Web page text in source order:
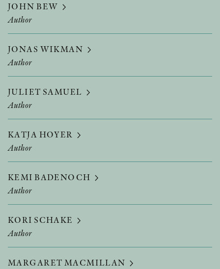
JOHN BEW
Author
JONAS WIKMAN
Author
JULIET SAMUEL
Author
KATJA HOYER
Author
KEMI BADENOCH
Author
KORI SCHAKE
Author
MARGARET MACMILLAN